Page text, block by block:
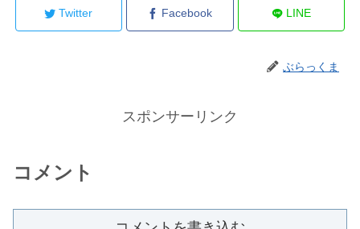
Twitter Facebook LINE
ぶらっくま
スポンサーリンク
コメント